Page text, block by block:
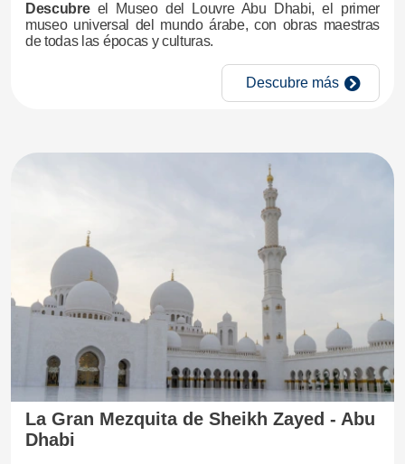
Descubreel Museo del Louvre Abu Dhabi, el primer
museo universal del mundo árabe, con obras maestras
de todas las épocas y culturas.
Descubre más
La Gran Mezquita de Sheikh Zayed - Abu
Dhabi